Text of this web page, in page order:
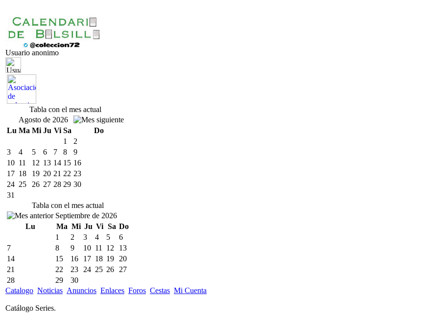
Usuario anonimo
Tabla con el mes actual
Agosto de 2026
Lu Ma Mi Ju Vi Sa
Do
1
2
3
4 5 6 7 8
9
10 11 12 13 14 15 16
17 18 19 20 21 22 23
24 25 26 27 28 29 30
31
Tabla con el mes actual
Septiembre de 2026
Lu
Ma Mi Ju Vi Sa Do
1
2 3 4 5
6
7
8 9 10 11 12
13
14
15 16 17 18 19
20
21
22 23 24 25 26
27
28
29
30
Catalogo Noticias Anuncios Enlaces Foros Cestas Mi Cuenta
Catálogo Series.